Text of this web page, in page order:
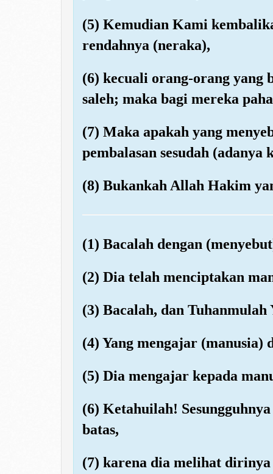
(5) Kemudian Kami
rendahnya (neraka),
(6) kecuali orang-orang yang
saleh; maka bagi mereka
(7) Maka apakah yang
pembalasan sesudah
(8) Bukankah Allah Hakim
(1) Bacalah dengan
(2) Dia telah menciptakan
(3) Bacalah, dan Tuhanmulah
(4) Yang mengajar (manusia)
(5) Dia mengajar kepada
(6) Ketahuilah!
batas,
(7) karena dia melihat dirinya